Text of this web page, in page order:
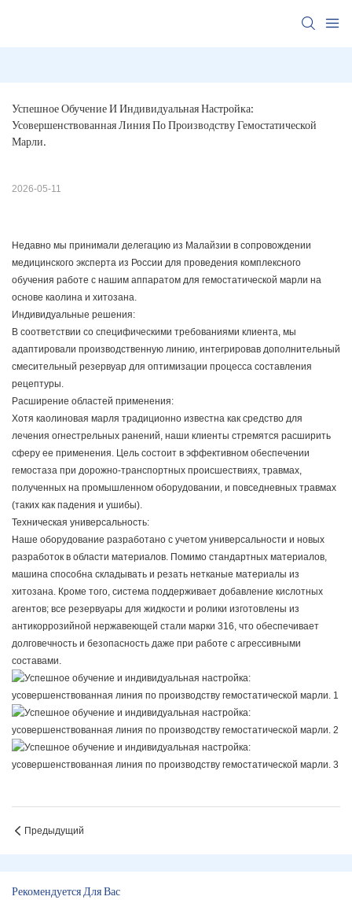
Успешное Обучение И Индивидуальная Настройка:
Усовершенствованная Линия По Производству Гемостатической
Марли.
2026-05-11
Недавно мы принимали делегацию из Малайзии в сопровождении
медицинского эксперта из России для проведения комплексного
обучения работе с нашим аппаратом для гемостатической марли на
основе каолина и хитозана.
Индивидуальные решения:
В соответствии со специфическими требованиями клиента, мы
адаптировали производственную линию, интегрировав дополнительный
смесительный резервуар для оптимизации процесса составления
рецептуры.
Расширение областей применения:
Хотя каолиновая марля традиционно известна как средство для
лечения огнестрельных ранений, наши клиенты стремятся расширить
сферу ее применения. Цель состоит в эффективном обеспечении
гемостаза при дорожно-транспортных происшествиях, травмах,
полученных на промышленном оборудовании, и повседневных травмах
(таких как падения и ушибы).
Техническая универсальность:
Наше оборудование разработано с учетом универсальности и новых
разработок в области материалов. Помимо стандартных материалов,
машина способна складывать и резать нетканые материалы из
хитозана. Кроме того, система поддерживает добавление кислотных
агентов; все резервуары для жидкости и ролики изготовлены из
антикоррозийной нержавеющей стали марки 316, что обеспечивает
долговечность и безопасность даже при работе с агрессивными
составами.
Предыдущий
Рекомендуется Для Вас